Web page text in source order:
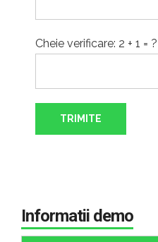
Cheie verificare: 2 + 1 = ?
Informatii demo